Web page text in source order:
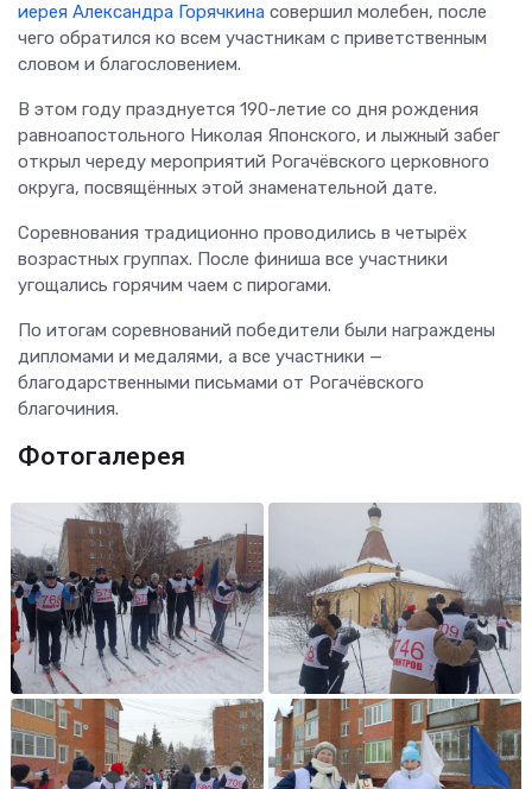
иерея Александра Горячкина совершил молебен, после
чего обратился ко всем участникам с приветственным
словом и благословением.
В этом году празднуется 190-летие со дня рождения
равноапостольного Николая Японского, и лыжный забег
открыл череду мероприятий Рогачёвского церковного
округа, посвящённых этой знаменательной дате.
Соревнования традиционно проводились в четырёх
возрастных группах. После финиша все участники
угощались горячим чаем с пирогами.
По итогам соревнований победители были награждены
дипломами и медалями, а все участники —
благодарственными письмами от Рогачёвского
благочиния.
Фотогалерея